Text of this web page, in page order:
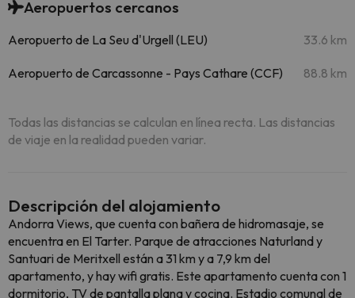
Aeropuertos cercanos
Aeropuerto de La Seu d'Urgell (LEU) 33.6 km
Aeropuerto de Carcassonne - Pays Cathare (CCF) 88.8 km
Todas las distancias se calculan en línea recta. Las distancias
de viaje en la realidad pueden variar.
Descripción del alojamiento
Andorra Views, que cuenta con bañera de hidromasaje, se
encuentra en El Tarter. Parque de atracciones Naturland y
Santuari de Meritxell están a 31 km y a 7,9 km del
apartamento, y hay wifi gratis. Este apartamento cuenta con 1
dormitorio, TV de pantalla plana y cocina. Estadio comunal de